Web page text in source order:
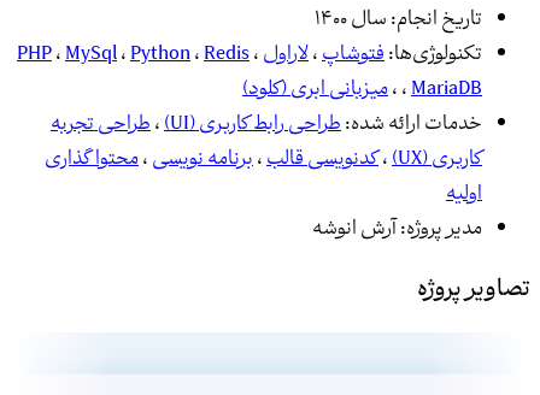
تاریخ انجام:سال 1400
تکنولوژی‌ها:فتوشاپ،لاراول، PHP،MySql،Python،Redis
،MariaDB ،میزبانی ابری (کلود)
خدمات ارائه شده:طراحی رابط کاربری (UI) ،طراحی تجربه
کاربری (UX)
،کدنویسی قالب،برنامه نویسی،محتوا گذاری
اولیه
مدیر پروژه:آرش انوشه
تصاویر پروژه